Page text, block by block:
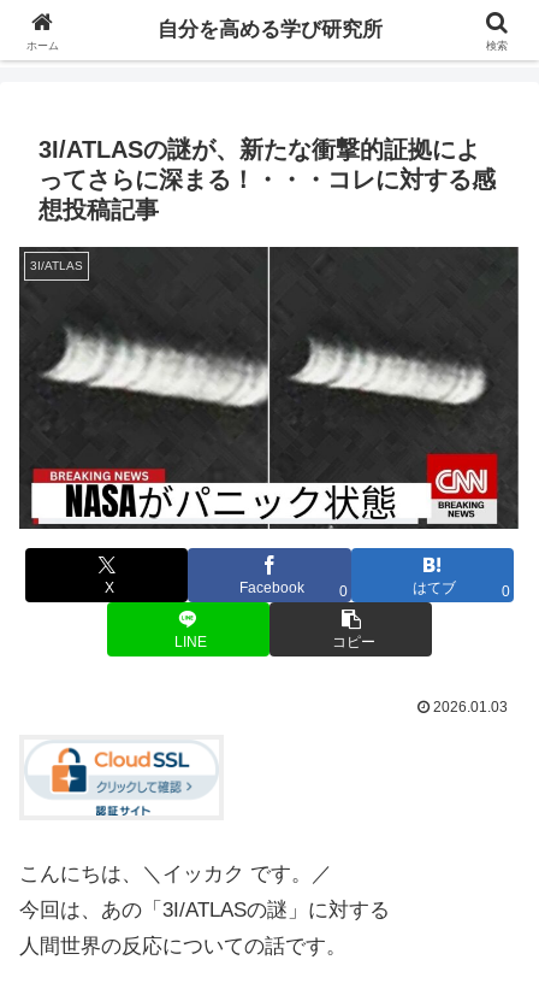
自分の価値を高めるための学びについて研究し、セミナーや情報（ブログ、動
3I/ATLASの謎が、新たな衝撃的証拠によ
ってさらに深まる！・・・コレに対する感
想投稿記事
3I/ATLAS
X Facebook 0 はてブ 0
LINE コピー
2026.01.03
こんにちは、＼イッカク です。／
今回は、あの「3I/ATLASの謎」に対する
人間世界の反応についての話です。
ホーム
自分を高める学び研究所
検索